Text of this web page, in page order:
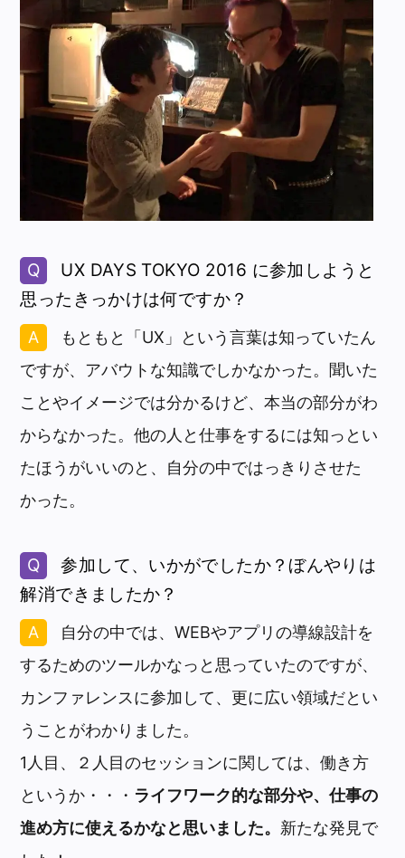
UX DAYS TOKYO 2016 に参加しようと
思ったきっかけは何ですか？
もともと「UX」という言葉は知っていたん
ですが、アバウトな知識でしかなかった。聞いた
ことやイメージでは分かるけど、本当の部分がわ
からなかった。他の人と仕事をするには知っとい
たほうがいいのと、自分の中ではっきりさせた
かった。
参加して、いかがでしたか？ぼんやりは
解消できましたか？
自分の中では、WEBやアプリの導線設計を
するためのツールかなっと思っていたのですが、
カンファレンスに参加して、更に広い領域だとい
うことがわかりました。
1人目、２人目のセッションに関しては、働き方
というか・・・ ライフワーク的な部分や、仕事の
進め方に使えるかなと思いました。 新たな発見で